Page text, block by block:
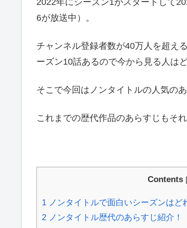
6が放送中）。
チャンネル登録者数が40万人を超え
ーズン10話あるので今から見る人は
そこで今回はノンタイトルの人気の
これまでの歴代作品のあらすじもそ
Contents [
1 ノンタイトルで面白いシーズンはど
2 ノンタイトル歴代のあらすじ紹介！